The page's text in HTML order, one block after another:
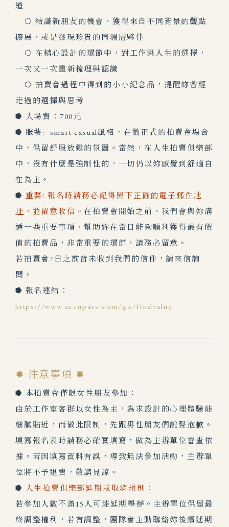
道
⭔ 結識新朋友的機會，獲得來自不同背景的觀點
擴展，或是發現珍貴的同溫層夥伴
⭔ 在精心設計的環節中，對工作與人生的選擇，
一次又一次重新梳理與認識
⭔ 拍賣會過程中得到的小小紀念品，提醒妳曾經
走過的選擇與思考
⭓ 入場費：700元
⭓ 服裝: smart casual風格，在微正式的拍賣會場合
中，保留舒服放鬆的氛圍。當然，在人生拍賣俱樂部
中，沒有什麼是強制性的，一切仍以妳感覺到舒適自
在為主。
⭓ 重要! 報名時請務必記得留下正確的電子郵件地
址 ，並留意收信。在拍賣會開始之前，我們會與妳溝
通一些重要事項，幫助妳在當日能夠順利獲得最有價
值的拍賣品，非常重要的環節，請務必留意。
若拍賣會7日之前皆未收到我們的信件，請來信詢
問。
⭓ 報名連結：
https://www.accupass.com/go/findvalue
✹ 注意事項 ✹
⭓ 本拍賣會僅限女性朋友參加：
由於工作室客群以女性為主，為求設計的心理體驗能
細膩貼近，而做此限制，先跟男性朋友們說聲抱歉。
填寫報名表時請務必確實填寫，做為主辦單位審查依
據。若因填寫資料有誤，導致無法參加活動，主辦單
位將不予退費，敬請見諒。
⭓ 人生拍賣俱樂部延期或取消規則：
若參加人數不滿15人可能延期舉辦。主辦單位保留最
終調整權利，若有調整，團隊會主動聯絡妳後續延期